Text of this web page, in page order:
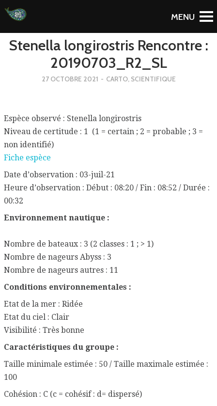
To Blog
Stenella longirostris Rencontre :
20190703_R2_SL
27 OCTOBRE 2021 - CARTO, SCIENTIFIQUE
Espèce observé : Stenella longirostris
Niveau de certitude : 1 (1 = certain ; 2 = probable ; 3 =
non identifié)
Fiche espèce
Date d’observation : 03-juil-21
Heure d’observation : Début : 08:20 / Fin : 08:52 / Durée :
00:32
Environnement nautique :
Nombre de bateaux : 3 (2 classes : 1 ; > 1)
Nombre de nageurs Abyss : 3
Nombre de nageurs autres : 11
Conditions environnementales :
Etat de la mer : Ridée
Etat du ciel : Clair
Visibilité : Très bonne
Caractéristiques du groupe :
Taille minimale estimée : 50 / Taille maximale estimée :
100
Cohésion : C (c = cohésif : d= dispersé)